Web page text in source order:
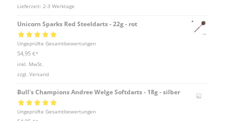
Lieferzeit: 2-3 Werktage
Unicorn Sparks Red Steeldarts - 22g - rot
Bewertet mit
5.00von 5
Ungeprüfte Gesamtbewertungen
54,95 €*
inkl. MwSt.
zzgl. Versand
Bull's Champions Andree Welge Softdarts - 18g - silber
Bewertet mit
Ungeprüfte Gesamtbewertungen